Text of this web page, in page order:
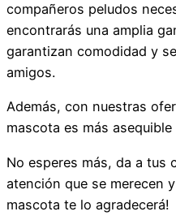
compañeros peludos
encontrarás una amplia
garantizan comodidad y
amigos.
Además, con nuestras
mascota es más asequible
No esperes más, da a tus
atención que se merecen
mascota te lo agradecerá!